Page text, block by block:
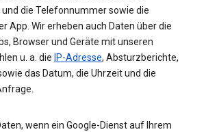
die Telefonnummer sowie die
App. Wir erheben auch Daten über die
Browser und Geräte mit unseren
u. a. die IP-Adresse, Absturzberichte,
das Datum, die Uhrzeit und die
wenn ein Google-Dienst auf Ihrem